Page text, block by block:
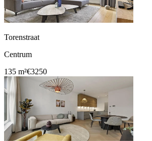
Torenstraat
Centrum
135 m²€3250